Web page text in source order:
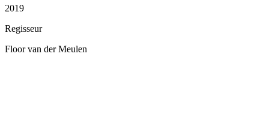
2019
Regisseur
Floor van der Meulen